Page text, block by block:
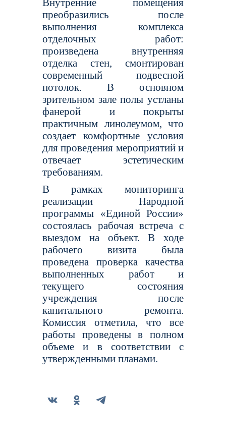
Внутренние помещения
преобразились после
выполнения комплекса
отделочных работ:
произведена внутренняя
отделка стен, смонтирован
современный подвесной
потолок. В основном
зрительном зале полы устланы
фанерой и покрыты
практичным линолеумом, что
создает комфортные условия
для проведения мероприятий и
отвечает эстетическим
требованиям.
В рамках мониторинга
реализации Народной
программы «Единой России»
состоялась рабочая встреча с
выездом на объект. В ходе
рабочего визита была
проведена проверка качества
выполненных работ и
текущего состояния
учреждения после
капитального ремонта.
Комиссия отметила, что все
работы проведены в полном
объеме и в соответствии с
утвержденными планами.